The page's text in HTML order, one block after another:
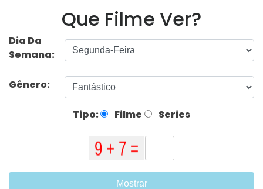
Que Filme Ver?
Dia Da
Semana:
Gênero:
Tipo: Filme Series
Mostrar